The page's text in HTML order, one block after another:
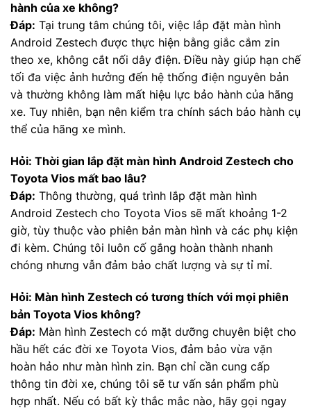
hành của xe không?
Đáp: Tại trung tâm chúng tôi, việc lắp đặt màn hình
Android Zestech được thực hiện bằng giắc cắm zin
theo xe, không cắt nối dây điện. Điều này giúp hạn chế
tối đa việc ảnh hưởng đến hệ thống điện nguyên bản
và thường không làm mất hiệu lực bảo hành của hãng
xe. Tuy nhiên, bạn nên kiểm tra chính sách bảo hành cụ
thể của hãng xe mình.
Hỏi: Thời gian lắp đặt màn hình Android Zestech cho
Toyota Vios mất bao lâu?
Đáp: Thông thường, quá trình lắp đặt màn hình
Android Zestech cho Toyota Vios sẽ mất khoảng 1-2
giờ, tùy thuộc vào phiên bản màn hình và các phụ kiện
đi kèm. Chúng tôi luôn cố gắng hoàn thành nhanh
chóng nhưng vẫn đảm bảo chất lượng và sự tỉ mỉ.
Hỏi: Màn hình Zestech có tương thích với mọi phiên
bản Toyota Vios không?
Đáp: Màn hình Zestech có mặt dưỡng chuyên biệt cho
hầu hết các đời xe Toyota Vios, đảm bảo vừa vặn
hoàn hảo như màn hình zin. Bạn chỉ cần cung cấp
thông tin đời xe, chúng tôi sẽ tư vấn sản phẩm phù
hợp nhất. Nếu có bất kỳ thắc mắc nào, hãy gọi ngay